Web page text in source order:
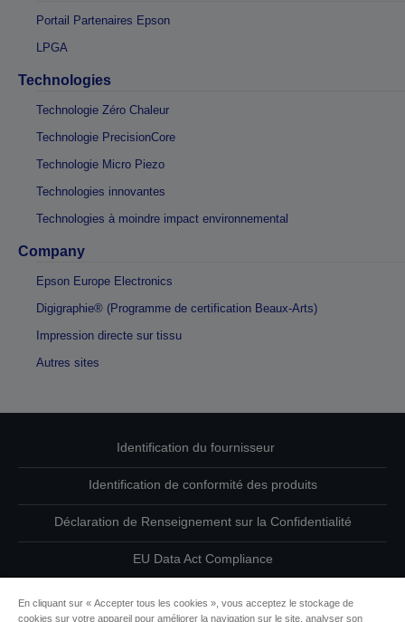
Portail Partenaires Epson
LPGA
Technologies
Technologie Zéro Chaleur
Technologie PrecisionCore
Technologie Micro Piezo
Technologies innovantes
Technologies à moindre impact environnemental
Company
Epson Europe Electronics
Digigraphie® (Programme de certification Beaux-Arts)
Impression directe sur tissu
Autres sites
Identification du fournisseur
Identification de conformité des produits
Déclaration de Renseignement sur la Confidentialité
EU Data Act Compliance
En cliquant sur « Accepter tous les cookies », vous acceptez le stockage de
cookies sur votre appareil pour améliorer la navigation sur le site, analyser son